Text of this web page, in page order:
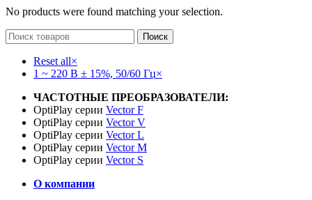
No products were found matching your selection.
Поиск
Reset all×
1 ~ 220 В ± 15%, 50/60 Гц×
ЧАСТОТНЫЕ ПРЕОБРАЗОВАТЕЛИ:
OptiPlay серии Vector F
OptiPlay серии Vector V
OptiPlay серии Vector L
OptiPlay серии Vector M
OptiPlay серии Vector S
О компании